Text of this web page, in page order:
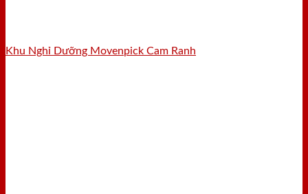
Khu Nghỉ Dưỡng Movenpick Cam Ranh